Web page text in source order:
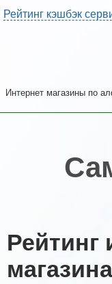
Рейтинг кэшбэк
Интернет магазины по
Рейтинг